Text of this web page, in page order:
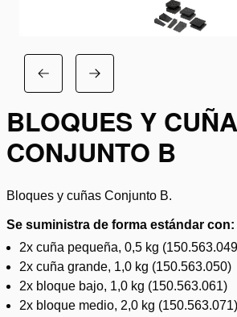
BLOQUES Y
CONJUNTO B
Bloques y cuñas Conjunto B.
Se suministra de forma estándar con:
2x cuña pequeña, 0,5 kg
2x cuña grande, 1,0 kg (150.563.050)
2x bloque bajo, 1,0 kg (150.563.061)
2x bloque medio, 2,0 kg (150.563.071)